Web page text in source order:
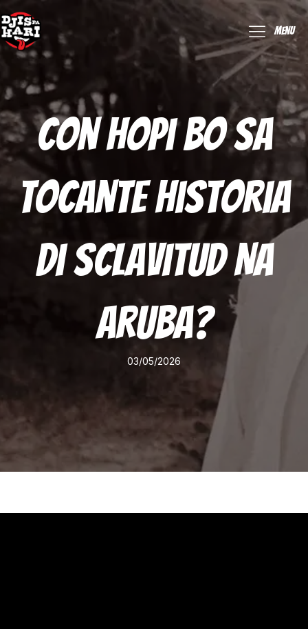
Menu
Con Hopi Bo Sa
Tocante Historia
Di Sclavitud Na
Aruba?
03/05/2026